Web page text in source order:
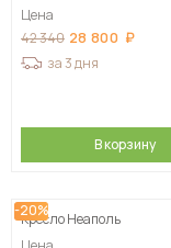
Цена
42 340 28 800
за 3 дня
В корзину
-20%
Кресло Неаполь